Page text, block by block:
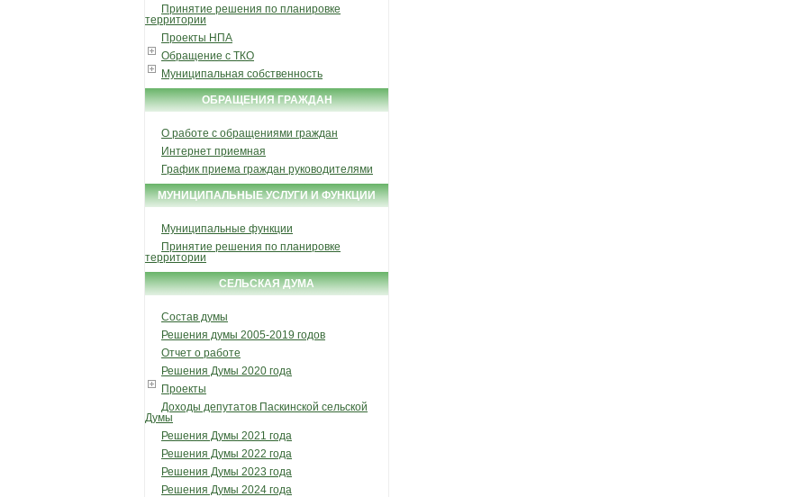
Принятие решения по планировке
территории
Проекты НПА
Обращение с ТКО
Муниципальная собственность
ОБРАЩЕНИЯ ГРАЖДАН
О работе с обращениями граждан
Интернет приемная
График приема граждан руководителями
МУНИЦИПАЛЬНЫЕ УСЛУГИ И ФУНКЦИИ
Муниципальные функции
Принятие решения по планировке
территории
СЕЛЬСКАЯ ДУМА
Состав думы
Решения думы 2005-2019 годов
Отчет о работе
Решения Думы 2020 года
Проекты
Доходы депутатов Паскинской сельской
Думы
Решения Думы 2021 года
Решения Думы 2022 года
Решения Думы 2023 года
Решения Думы 2024 года